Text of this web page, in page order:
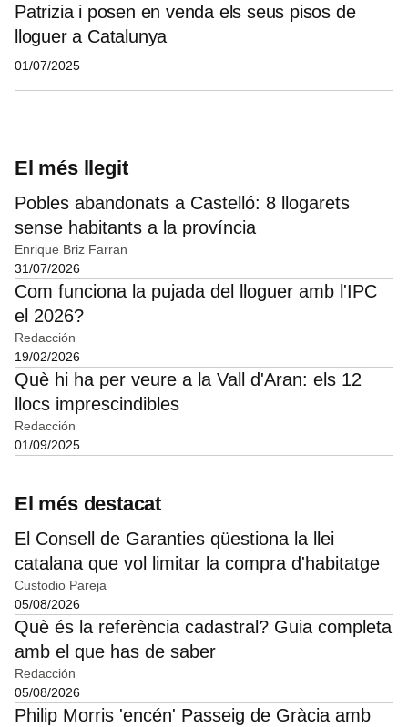
Patrizia i posen en venda els seus pisos de
lloguer a Catalunya
01/07/2025
El més llegit
Pobles abandonats a Castelló: 8 llogarets
sense habitants a la província
Enrique Briz Farran
31/07/2026
Com funciona la pujada del lloguer amb l'IPC
el 2026?
Redacción
19/02/2026
Què hi ha per veure a la Vall d'Aran: els 12
llocs imprescindibles
Redacción
01/09/2025
El més destacat
El Consell de Garanties qüestiona la llei
catalana que vol limitar la compra d'habitatge
Custodio Pareja
05/08/2026
Què és la referència cadastral? Guia completa
amb el que has de saber
Redacción
05/08/2026
Philip Morris 'encén' Passeig de Gràcia amb